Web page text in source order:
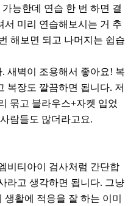
능한데 연습 한 번 하면 결
서 미리 연습해보시는 거 추
해보면 되고 나머지는 쉽습
새벽이 조용해서 좋아요! 복
복장도 깔끔하면 됩니다. 저
묶고 블라우스+자켓 입었
람들도 많더라고요.
비티아이 검사처럼 간단합
라고 생각하면 됩니다. 그냥
활에 적응을 잘 하는 이미